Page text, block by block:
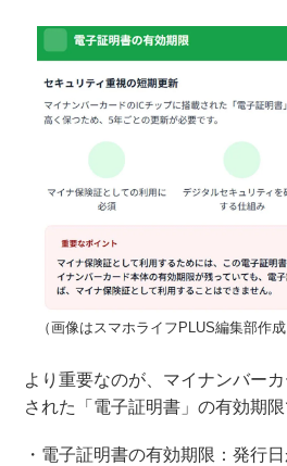
（画像はスマホライフPLUS編集部作成
より重要なのが、マイナンバー
された「電子証明書」の有効期限
・電子証明書の有効期限：発行